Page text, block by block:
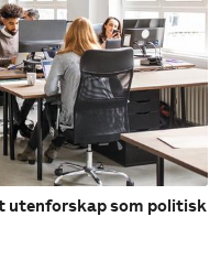
utenforskap som politisk